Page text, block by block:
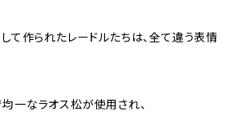
て作られたレードルたちは、全て違う表情
一なラオス松が使用され、